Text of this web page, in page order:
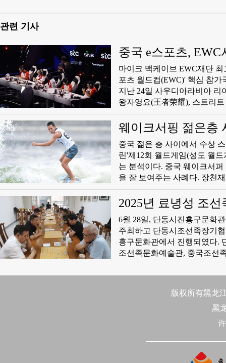
관련 기사
중국 e스포츠,
마이크 맥케이브 EWC재단
포츠 월드컵(EWC)' 핵심 참
지난 24일 사우디아라비아 리
왕자영요(王者荣耀), 스트리
밍, 콰이서우(快手) 게이밍
국 클럽들이 세계에서 가장
고 있다고 강조했다. 그는
는 중국 클럽들이 콘텐츠 제
넓혔다고 말했다.
웨이크서핑 젊은층
중국 젊은 층 사이에서 수상
린'제12회 월드게임(성도 월
는 분석이다. 중국 웨이크서퍼 장천재가 성도 월드게임에서 준우승을 차지한 점도 이 틈새시장의 호황
을 잘 보여주는 사례다. 장천재는"불과3년 전만 해도 광동성에는 서핑 클럽이 거의 없었다"면서"이제
는12개가 넘게 생겼으며 파트너와 함
재 중국에는300개가 넘는 수상스키
개가 넘는 서핑 클럽이 있다.
빠르게 부상하고 있다.
2025년 료녕성 조
6월 28일, 단동시진흥구문화
주최하고 단동시조선족장기
흥구문화관에서 진행되였다.
조선족문화예술관, 중국조선
심양, 대련, 안산, 단동 등 지
문화관 관계자는 축사를 통해
版权所有黑龙
黑